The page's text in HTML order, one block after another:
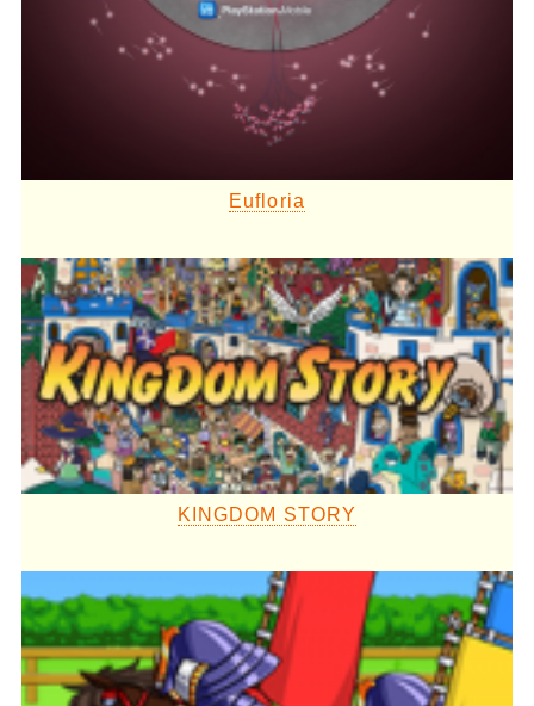
Eufloria
KINGDOM STORY